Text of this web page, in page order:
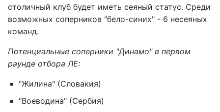
столичный клуб будет иметь сеяный статус. Среди
возможных соперников "бело-синих" - 6 несеяных
команд.
Потенциальные соперники "Динамо" в первом
раунде отбора ЛЕ:
"Жилина" (Словакия)
"Воеводина" (Сербия)